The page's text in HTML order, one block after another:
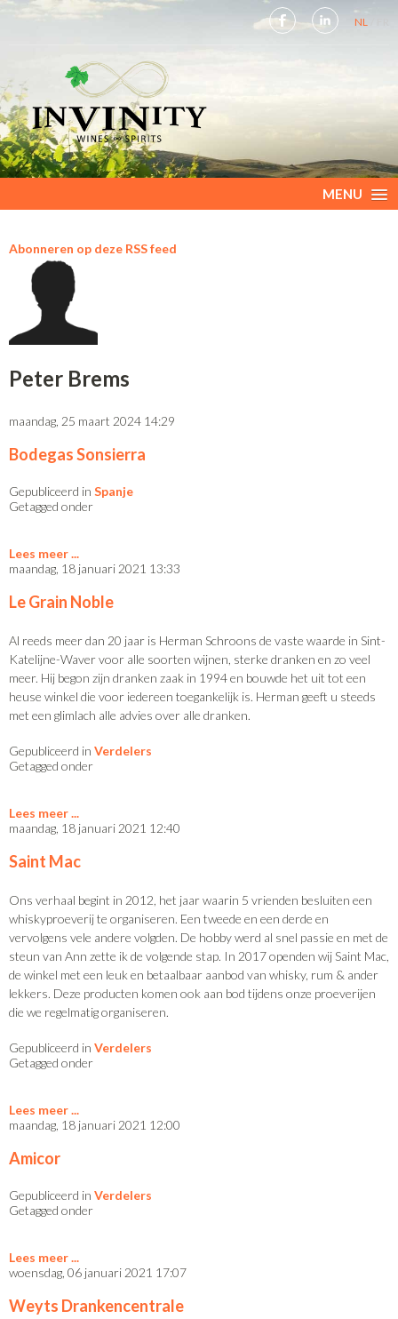
NL
MENU
Abonneren op deze RSS feed
Peter Brems
maandag, 25 maart 2024 14:29
Bodegas Sonsierra
Gepubliceerd in Spanje
Getagged onder
Lees meer
maandag, 18 januari 2021 13:33
Le Grain Noble
Al reeds meer dan 20 jaar is Herman Schroons de vaste waarde in Sint-
Katelijne-Waver voor alle soorten wijnen, sterke dranken en zo veel
meer. Hij begon zijn dranken zaak in 1994 en bouwde het uit tot een
heuse winkel die voor iedereen toegankelijk is. Herman geeft u steeds
met een glimlach alle advies over alle dranken.
Gepubliceerd in Verdelers
Getagged onder
Lees meer
maandag, 18 januari 2021 12:40
Saint Mac
Ons verhaal begint in 2012, het jaar waarin 5 vrienden besluiten een
whiskyproeverij te organiseren. Een tweede en een derde en
vervolgens vele andere volgden. De hobby werd al snel passie en met de
steun van Ann zette ik de volgende stap. In 2017 openden wij Saint Mac,
de winkel met een leuk en betaalbaar aanbod van whisky, rum & ander
lekkers. Deze producten komen ook aan bod tijdens onze proeverijen
die we regelmatig organiseren.
Gepubliceerd in Verdelers
Getagged onder
Lees meer
maandag, 18 januari 2021 12:00
Amicor
Gepubliceerd in Verdelers
Getagged onder
Lees meer
woensdag, 06 januari 2021 17:07
Weyts Drankencentrale